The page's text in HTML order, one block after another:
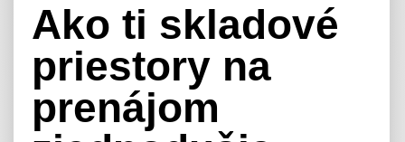
Ako ti skladové
priestory na
prenájom